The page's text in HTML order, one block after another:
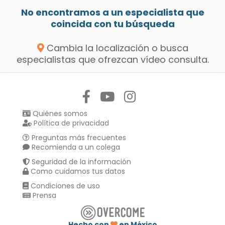
No encontramos a un especialista que
coincida con tu búsqueda
Cambia la localización o busca
especialistas que ofrezcan vídeo consulta.
Quiénes somos
Política de privacidad
Preguntas más frecuentes
Recomienda a un colega
Seguridad de la información
Como cuidamos tus datos
Condiciones de uso
Prensa